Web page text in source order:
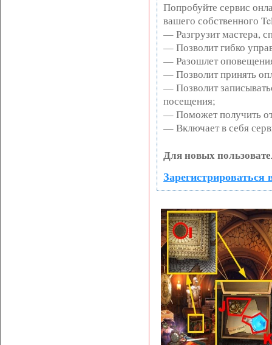
Попробуйте сервис
вашего собственного
— Разгрузит мастера,
— Позволит гибко
— Разошлет
— Позволит принять
— Позволит
посещения;
— Поможет получить от
— Включает в себя
Для новых
Зарегистрироваться